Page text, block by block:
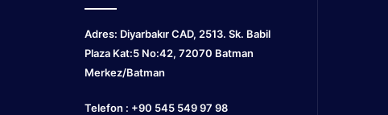
Adres: Diyarbakır CAD, 2513. Sk. Babil
Plaza Kat:5 No:42, 72070 Batman
Merkez/Batman
Telefon : +90 545 549 97 98